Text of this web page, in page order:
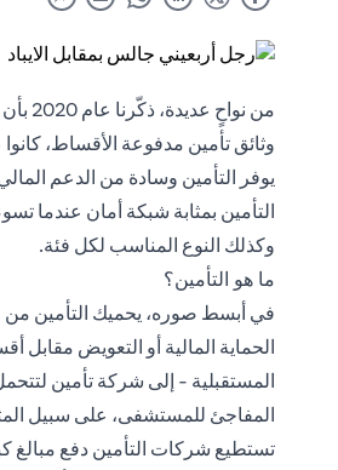
من
وثائق تأمين مدفوعة الأقساط،
يوفر التأمين وسادة من الدعم
التأمين بمثابة شبكة أمان عندما
وكذلك النوع المناسب لكل فئة.
ما هو التأمين؟
في أبسط صوره، يحميك التأمين من
الحماية المالية أو التعويض
المستقبلية - إلى شركة تأمين
المفاجئ للمستشفى، على سبيل
تستطيع شركات التأمين دفع مبالغ